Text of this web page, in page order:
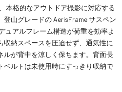
本格的なアウトドア撮影に対応する
山グレードの AerisFrame サスペン
ュアルフレーム構造が荷重を効率よ
収納スペースを圧迫せず、通気性に
ルが背中を涼しく保ちます。背面長
ベルトは未使用時にすっきり収納で